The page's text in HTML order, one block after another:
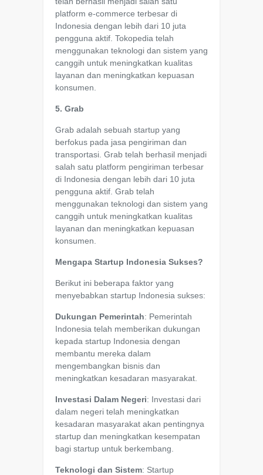
platform e-commerce terbesar di
Indonesia dengan lebih dari 10 juta
pengguna aktif. Tokopedia telah
menggunakan teknologi dan sistem yang
canggih untuk meningkatkan kualitas
layanan dan meningkatkan kepuasan
konsumen.
5. Grab
Grab adalah sebuah startup yang
berfokus pada jasa pengiriman dan
transportasi. Grab telah berhasil menjadi
salah satu platform pengiriman terbesar
di Indonesia dengan lebih dari 10 juta
pengguna aktif. Grab telah
menggunakan teknologi dan sistem yang
canggih untuk meningkatkan kualitas
layanan dan meningkatkan kepuasan
konsumen.
Mengapa Startup Indonesia Sukses?
Berikut ini beberapa faktor yang
menyebabkan startup Indonesia sukses:
Dukungan Pemerintah: Pemerintah
Indonesia telah memberikan dukungan
kepada startup Indonesia dengan
membantu mereka dalam
mengembangkan bisnis dan
meningkatkan kesadaran masyarakat.
Investasi Dalam Negeri: Investasi dari
dalam negeri telah meningkatkan
kesadaran masyarakat akan pentingnya
startup dan meningkatkan kesempatan
bagi startup untuk berkembang.
Teknologi dan Sistem: Startup